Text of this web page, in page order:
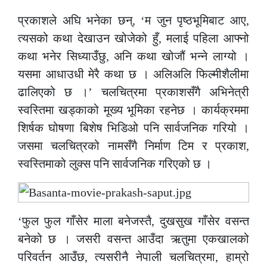
प्रकाशले अघि भनेका छन्, ‘म जुन पृष्ठभूमिबाट आए,
त्यसको कथा देखाउन खोजेको हुँ, मलाई पहिला आफ्नो
कथा भनेर सिध्याउँछु, अनि कथा खोजौं भन्ने लाग्यो ।
यसमा आधाउधी मेरै कथा छ । अलिअलि फिल्मीशैलीमा
ढालिएको छ ।’ चलचित्रमा प्रकाशसँगै अभिनेत्री
स्वस्तिमा खड्काको मूख्य भूमिका रहनेछ । कार्यक्रममा
शिर्षक घोषणा बिशेष भिडिओ पनि सार्वजनिक गरियो ।
जसमा चलचित्रको नामसँगै निर्माण टिम र प्रकाश,
स्वस्तिमाको लुक्स पनि सार्वजनिक गरिएको छ ।
‘फुल फुल गाँसेर माला बनेजस्तै, दुखसुख गाँसेर वसन्त
बनेको छ । जसरी वसन्त आउँदा ऋतुमा एकखालको
परिवर्तन आउँछ, त्यसरीनै नेपाली चलचित्रमा, हाम्रो